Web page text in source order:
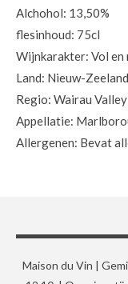
Alchohol: 13,50%
flesinhoud: 75cl
Wijnkarakter: Vol en
Land: Nieuw-Zeeland
Regio: Wairau Valley
Appellatie:
Allergenen: Bevat
Maison du Vin |